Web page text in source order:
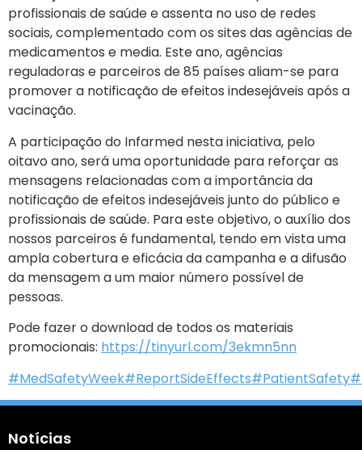
profissionais de saúde e assenta no uso de redes
sociais, complementado com os sites das agências de
medicamentos e media. Este ano, agências
reguladoras e parceiros de 85 países aliam-se para
promover a notificação de efeitos indesejáveis após a
vacinação.
A participação do Infarmed nesta iniciativa, pelo
oitavo ano, será uma oportunidade para reforçar as
mensagens relacionadas com a importância da
notificação de efeitos indesejáveis junto do público e
profissionais de saúde. Para este objetivo, o auxílio dos
nossos parceiros é fundamental, tendo em vista uma
ampla cobertura e eficácia da campanha e a difusão
da mensagem a um maior número possível de
pessoas.
Pode fazer o download de todos os materiais
promocionais: https://tinyurl.com/3ekmn5nn
#MedSafetyWeek#ReportSideEffects#PatientSafety
Notícias